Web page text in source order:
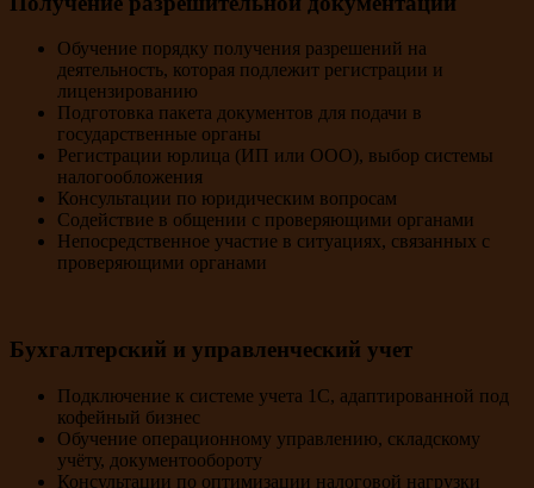
Обучение порядку получения разрешений на
деятельность, которая подлежит регистрации и
лицензированию
Подготовка пакета документов для подачи в
государственные органы
Регистрации юрлица (ИП или ООО), выбор системы
налогообложения
Консультации по юридическим вопросам
Содействие в общении с проверяющими органами
Непосредственное участие в ситуациях, связанных с
проверяющими органами
Бухгалтерский и управленческий учет
Подключение к системе учета 1С, адаптированной под
кофейный бизнес
Обучение операционному управлению, складскому
учёту, документообороту
Консультации по оптимизации налоговой нагрузки